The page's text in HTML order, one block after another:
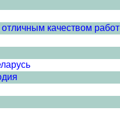
качеством работ